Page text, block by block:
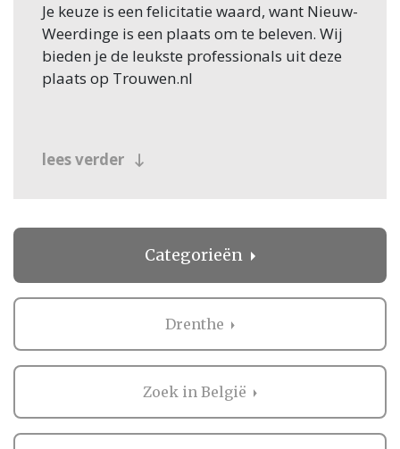
Je keuze is een felicitatie waard, want Nieuw-
Weerdinge is een plaats om te beleven. Wij
bieden je de leukste professionals uit deze
plaats op Trouwen.nl
lees verder
Categorieën
Drenthe
Zoek in België